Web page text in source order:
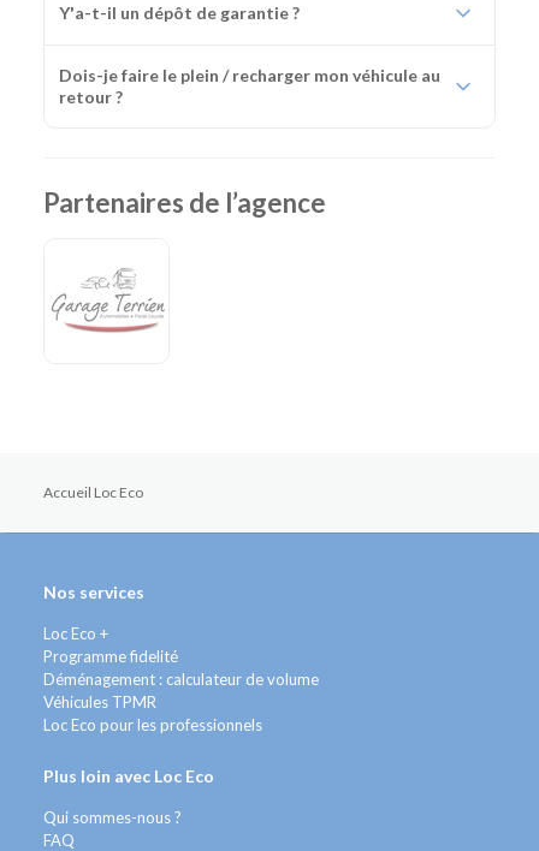
Y'a-t-il un dépôt de garantie ?
Dois-je faire le plein / recharger mon véhicule au
retour ?
Partenaires de l’agence
Accueil Loc Eco
Nos services
Loc Eco +
Programme fidelité
Déménagement : calculateur de volume
Véhicules TPMR
Loc Eco pour les professionnels
Plus loin avec Loc Eco
Qui sommes-nous ?
FAQ